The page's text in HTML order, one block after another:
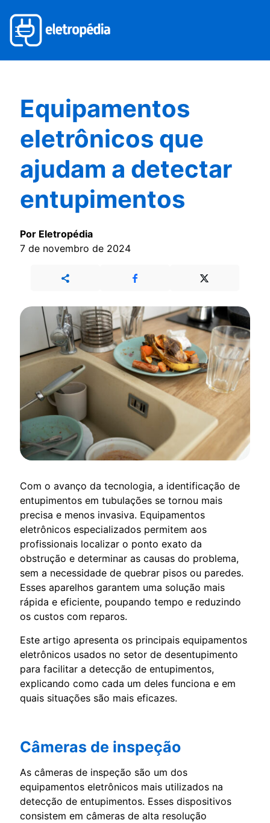
Equipamentos
eletrônicos que
ajudam a detectar
entupimentos
Por Eletropédia
7 de novembro de 2024
Com o avanço da tecnologia, a identificação de
entupimentos em tubulações se tornou mais
precisa e menos invasiva. Equipamentos
eletrônicos especializados permitem aos
profissionais localizar o ponto exato da
obstrução e determinar as causas do problema,
sem a necessidade de quebrar pisos ou paredes.
Esses aparelhos garantem uma solução mais
rápida e eficiente, poupando tempo e reduzindo
os custos com reparos.
Este artigo apresenta os principais equipamentos
eletrônicos usados no setor de desentupimento
para facilitar a detecção de entupimentos,
explicando como cada um deles funciona e em
quais situações são mais eficazes.
Câmeras de inspeção
As câmeras de inspeção são um dos
equipamentos eletrônicos mais utilizados na
detecção de entupimentos. Esses dispositivos
consistem em câmeras de alta resolução